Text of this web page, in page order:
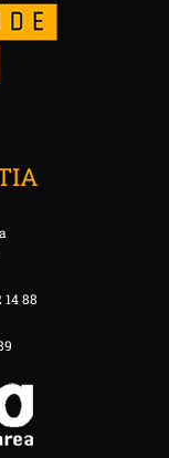
14 88